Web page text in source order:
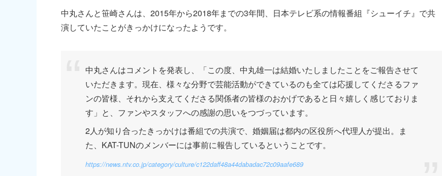
中丸さんと笹崎さんは、2015年から2018年までの3年間、日本テレビ系の情報番組『シューイチ』で共
演していたことがきっかけになったようです。
中丸さんはコメントを発表し、「この度、中丸雄一は結婚いたしましたことをご報告させて
いただきます。現在、様々な分野で芸能活動ができているのも全ては応援してくださるファ
ンの皆様、それから支えてくださる関係者の皆様のおかげであると日々嬉しく感じておりま
す」と、ファンやスタッフへの感謝の思いをつづっています。
2人が知り合ったきっかけは番組での共演で、婚姻届は都内の区役所へ代理人が提出。ま
た、KAT-TUNのメンバーには事前に報告しているということです。
https://news.ntv.co.jp/category/culture/c122daff48a44dabadac72c09aafe689